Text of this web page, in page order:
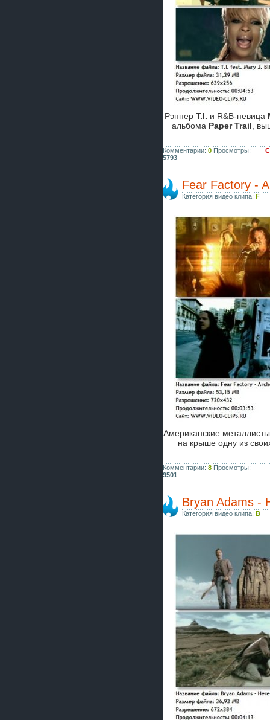
РэпперT.I. и R&B-певица
альбома Paper Trail ,
Комментарии: 0 Просмотры:
5793
Fear Factory -
Категория видео клипа: F
Американские
на крыше одну из
Комментарии: 8 Просмотры:
9501
Bryan Adams -
Категория видео клипа: B